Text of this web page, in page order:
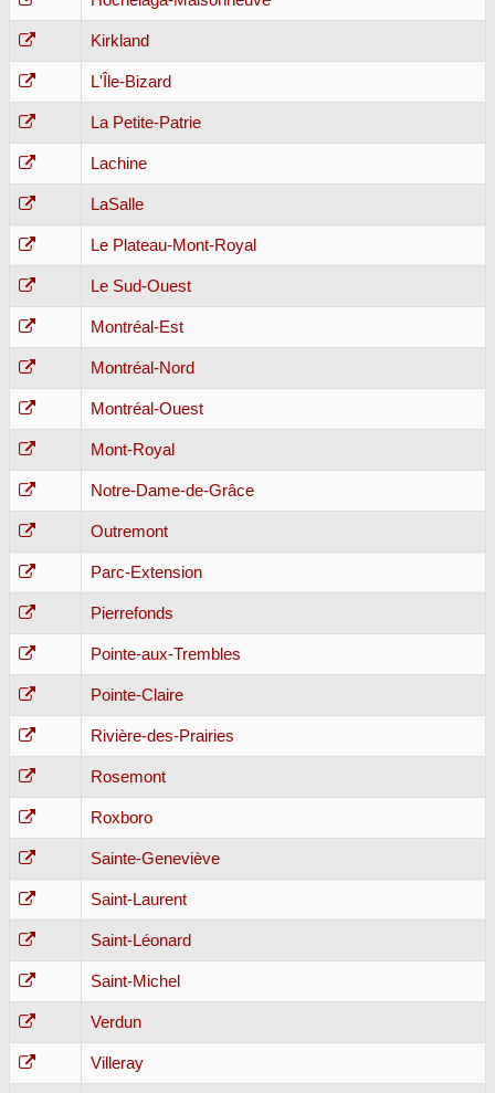
Kirkland
L'Île-Bizard
La Petite-Patrie
Lachine
LaSalle
Le Plateau-Mont-Royal
Le Sud-Ouest
Montréal-Est
Montréal-Nord
Montréal-Ouest
Mont-Royal
Notre-Dame-de-Grâce
Outremont
Parc-Extension
Pierrefonds
Pointe-aux-Trembles
Pointe-Claire
Rivière-des-Prairies
Rosemont
Roxboro
Sainte-Geneviève
Saint-Laurent
Saint-Léonard
Saint-Michel
Verdun
Villeray